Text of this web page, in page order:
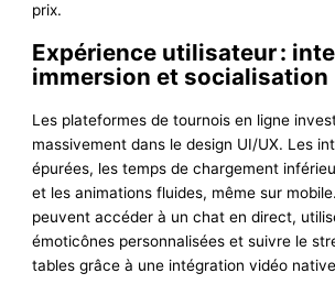
prix.
Expérience utilisateur :
immersion et socialisation
Les plateformes de tournois en ligne
massivement dans le design UI/UX. Les
épurées, les temps de chargement
et les animations fluides, même sur
peuvent accéder à un chat en direct,
émoticônes personnalisées et suivre le
tables grâce à une intégration vidéo